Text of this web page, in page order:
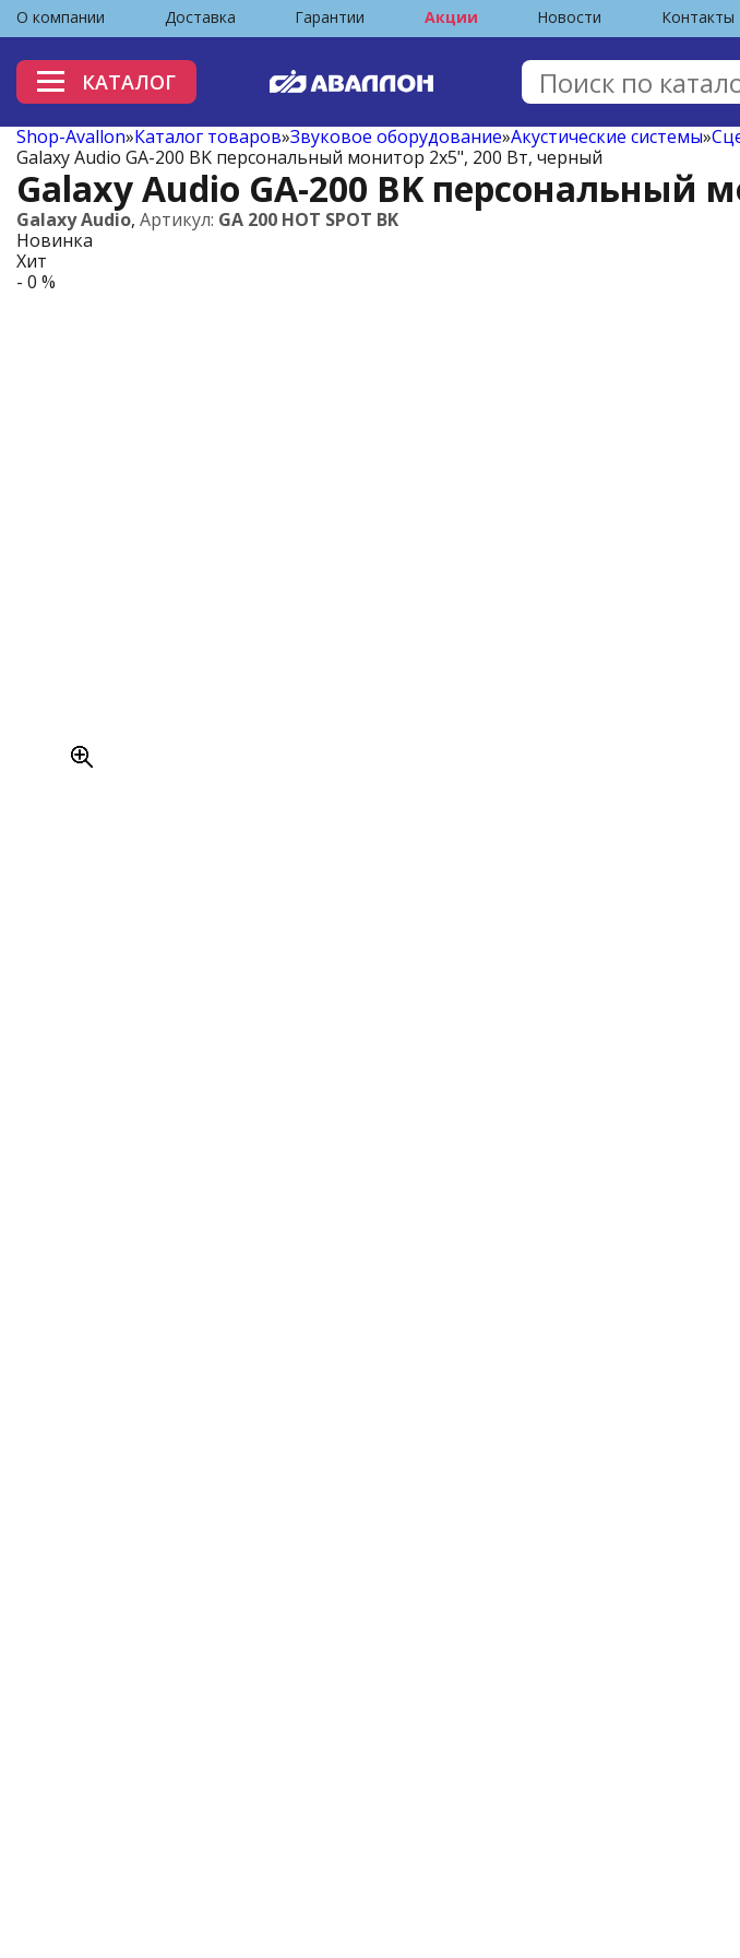
О компании Доставка Гарантии Акции Новости Контакты
КАТАЛОГ
Shop-Avallon»Каталог товаров»Звуковое оборудование»Акустические системы»
Galaxy Audio GA-200 BK персональный монитор 2х5", 200 Вт, черный
Galaxy Audio GA-200 BK персональный
Galaxy Audio, Артикул: GA 200 HOT SPOT BK
Новинка
Хит
- 0 %